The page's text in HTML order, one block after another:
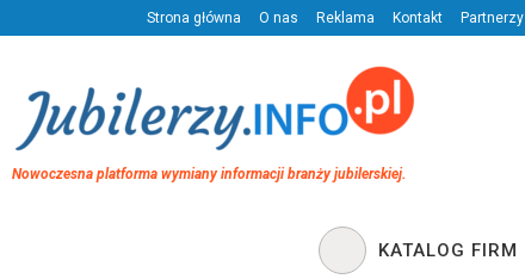
Strona główna O nas Reklama Kontakt Partnerzy
Nowoczesna platforma wymiany informacji branży jubilerskiej.
KATALOG FIRM